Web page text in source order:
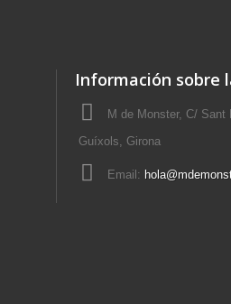
Información sobre
M de Monster, C/ Sant
Guíxols, Girona
Email: